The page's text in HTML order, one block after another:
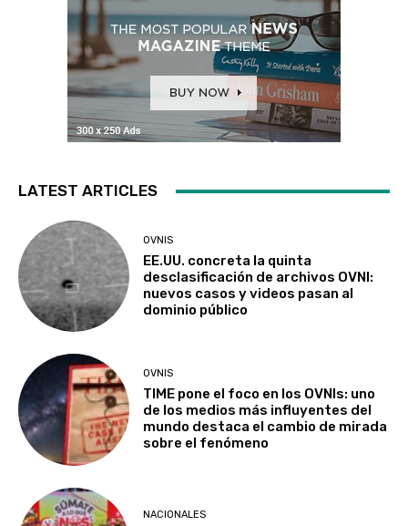
LATEST ARTICLES
OVNIS
EE.UU. concreta la quinta
desclasificación de archivos OVNI:
nuevos casos y videos pasan al
dominio público
OVNIS
TIME pone el foco en los OVNIs: uno
de los medios más influyentes del
mundo destaca el cambio de mirada
sobre el fenómeno
NACIONALES